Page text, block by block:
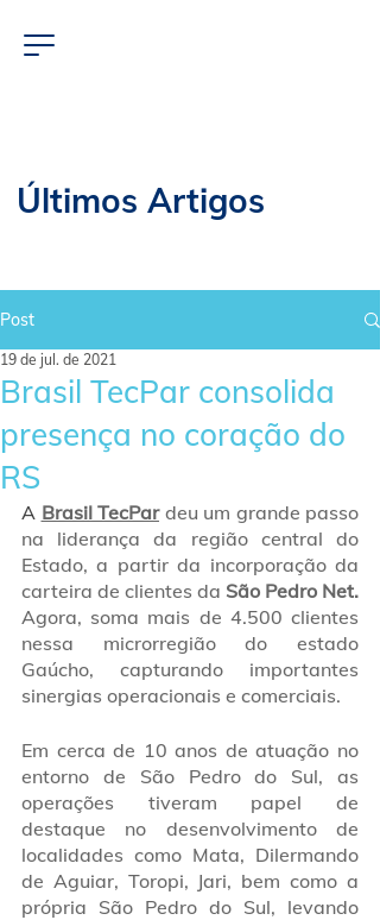
Últimos Artigos
Post
Brasil TecPar consolida
presença no coração do
RS
19 de jul. de 2021
A Brasil TecPar deu um grande passo
na liderança da região central do
Estado, a partir da incorporação da
carteira de clientes da São Pedro Net.
Agora, soma mais de 4.500 clientes
nessa microrregião do estado
Gaúcho, capturando importantes
sinergias operacionais e comerciais.
Em cerca de 10 anos de atuação no
entorno de São Pedro do Sul, as
operações tiveram papel de
destaque no desenvolvimento de
localidades como Mata, Dilermando
de Aguiar, Toropi, Jari, bem como a
própria São Pedro do Sul, levando